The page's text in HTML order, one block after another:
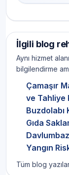
İlgili blog
Aynı hizmet
bilgilendirme
Çamaşır
ve Tahliye
Buzdolabı
Gıda
Yangın
Tüm blog